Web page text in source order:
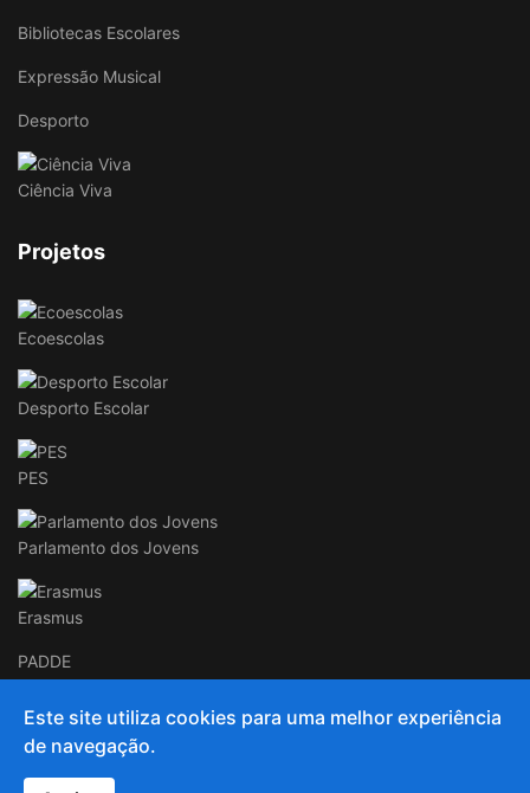
Bibliotecas Escolares
Expressão Musical
Desporto
Ciência Viva
Projetos
Ecoescolas
Desporto Escolar
PES
Parlamento dos Jovens
Erasmus
PADDE
Este site utiliza cookies para uma melhor experiência
de navegação.